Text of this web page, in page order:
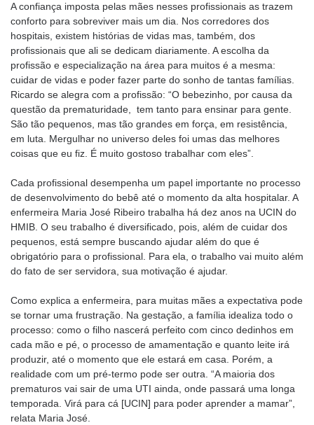
A confiança imposta pelas mães nesses profissionais as trazem
conforto para sobreviver mais um dia. Nos corredores dos
hospitais, existem histórias de vidas mas, também, dos
profissionais que ali se dedicam diariamente. A escolha da
profissão e especialização na área para muitos é a mesma:
cuidar de vidas e poder fazer parte do sonho de tantas famílias.
Ricardo se alegra com a profissão: “O bebezinho, por causa da
questão da prematuridade, tem tanto para ensinar para gente.
São tão pequenos, mas tão grandes em força, em resistência,
em luta. Mergulhar no universo deles foi umas das melhores
coisas que eu fiz. É muito gostoso trabalhar com eles”.
Cada profissional desempenha um papel importante no processo
de desenvolvimento do bebê até o momento da alta hospitalar. A
enfermeira Maria José Ribeiro trabalha há dez anos na UCIN do
HMIB. O seu trabalho é diversificado, pois, além de cuidar dos
pequenos, está sempre buscando ajudar além do que é
obrigatório para o profissional. Para ela, o trabalho vai muito além
do fato de ser servidora, sua motivação é ajudar.
Como explica a enfermeira, para muitas mães a expectativa pode
se tornar uma frustração. Na gestação, a família idealiza todo o
processo: como o filho nascerá perfeito com cinco dedinhos em
cada mão e pé, o processo de amamentação e quanto leite irá
produzir, até o momento que ele estará em casa. Porém, a
realidade com um pré-termo pode ser outra. “A maioria dos
prematuros vai sair de uma UTI ainda, onde passará uma longa
temporada. Virá para cá [UCIN] para poder aprender a mamar”,
relata Maria José.